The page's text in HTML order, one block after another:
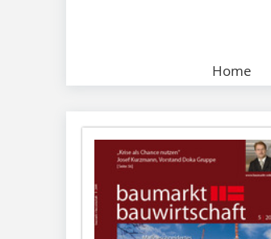
Home